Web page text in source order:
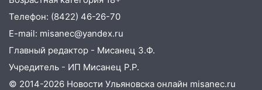
05.08.2026
22:58 Соцсети: на проспекте Тюленева
ДТП с мотоциклистом
20:22 Мошенники обманули 92-летнюю
жительницу Ульяновской области
Телефон: (8422) 46-26-70
E-mail: misanec@yandex.ru
Главный редактор - Мисанец З.Ф.
Учредитель - ИП Мисанец Р.Р.
© 2014-2026 Новости Ульяновска онлайн misanec.ru